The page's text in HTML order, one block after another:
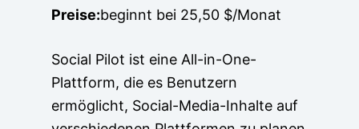
Preise:beginnt bei 25,50 $/Monat
Social Pilot ist eine All-in-One-
Plattform, die es Benutzern
ermöglicht, Social-Media-Inhalte auf